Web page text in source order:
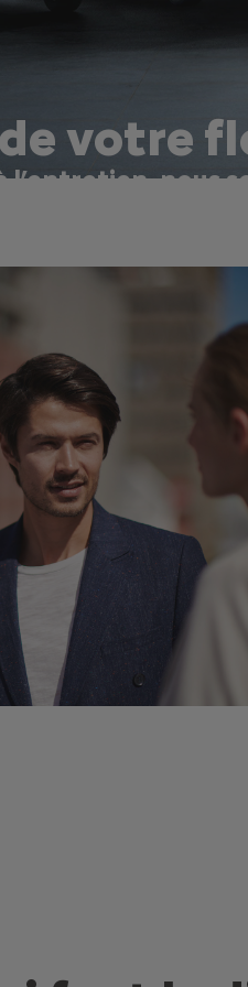
votre
l’entretien,